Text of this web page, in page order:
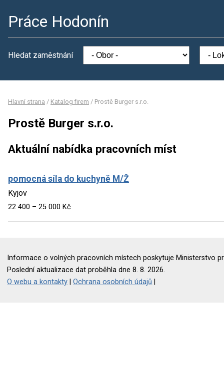
Práce Hodonín
Hledat zaměstnání
Hlavní strana / Katalog firem / Prostě Burger s.r.o.
Prostě Burger s.r.o.
Aktuální nabídka pracovních míst
pomocná síla do kuchyně M/Ž
Kyjov
22 400 – 25 000 Kč
Informace o volných pracovních místech poskytuje Ministerstvo
Poslední aktualizace dat proběhla dne 8. 8. 2026.
O webu a kontakty |Ochrana osobních údajů